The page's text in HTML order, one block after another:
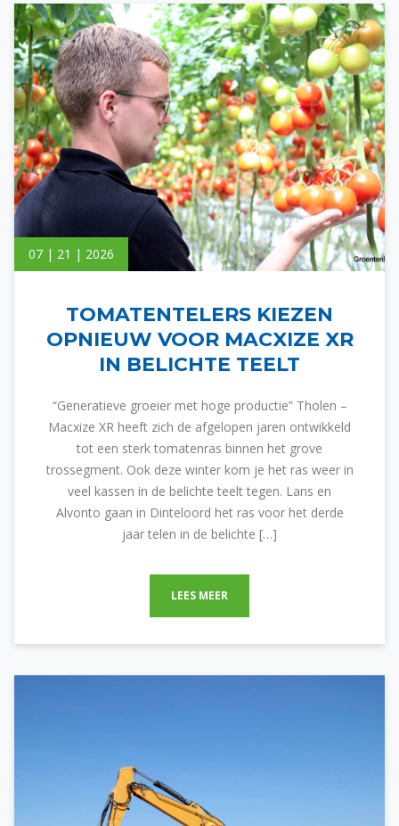
07 | 21 | 2026
TOMATENTELERS KIEZEN
OPNIEUW VOOR MACXIZE XR
IN BELICHTE TEELT
“Generatieve groeier met hoge productie” Tholen –
Macxize XR heeft zich de afgelopen jaren ontwikkeld
tot een sterk tomatenras binnen het grove
trossegment. Ook deze winter kom je het ras weer in
veel kassen in de belichte teelt tegen. Lans en
Alvonto gaan in Dinteloord het ras voor het derde
jaar telen in de belichte […]
LEES MEER